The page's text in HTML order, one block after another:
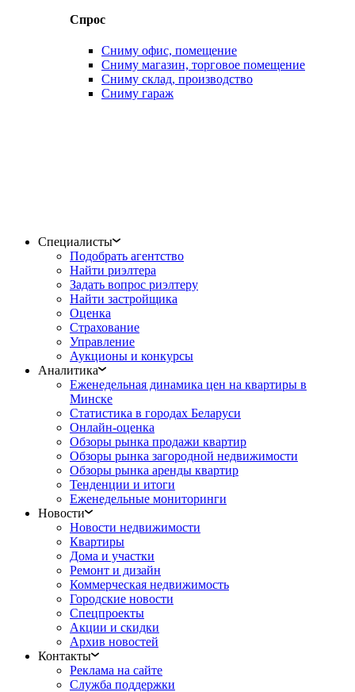
Спрос
Сниму офис, помещение
Сниму магазин, торговое помещение
Сниму склад, производство
Сниму гараж
Специалисты
Подобрать агентство
Найти риэлтера
Задать вопрос риэлтеру
Найти застройщика
Оценка
Страхование
Управление
Аукционы и конкурсы
Аналитика
Еженедельная динамика цен на квартиры в
Минске
Статистика в городах Беларуси
Онлайн-оценка
Обзоры рынка продажи квартир
Обзоры рынка загородной недвижимости
Обзоры рынка аренды квартир
Тенденции и итоги
Еженедельные мониторинги
Новости
Новости недвижимости
Квартиры
Дома и участки
Ремонт и дизайн
Коммерческая недвижимость
Городские новости
Спецпроекты
Акции и скидки
Архив новостей
Контакты
Реклама на сайте
Служба поддержки